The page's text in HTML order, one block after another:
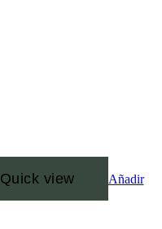
Quick view Añadir